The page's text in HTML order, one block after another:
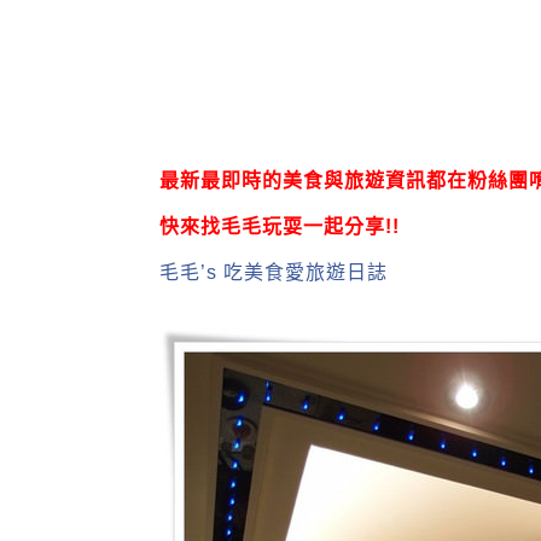
最新最即時的美食與旅遊資訊都在粉絲團
快來找毛毛玩耍一起分享!!
毛毛’s 吃美食愛旅遊日誌